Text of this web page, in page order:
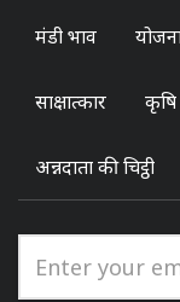
मंडी भाव
साक्षात्कार
अन्नदाता की चिट्ठी